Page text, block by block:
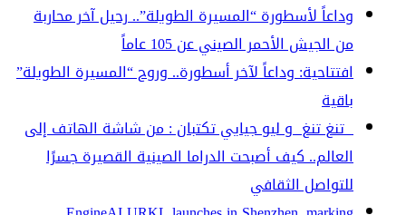
وداعاً لأسطورة “المسيرة الطويلة”.. رحيل آخر محاربة
من الجيش الأحمر الصيني عن 105 عاماً
افتتاحية: وداعاً لآخر أسطورة.. وروح “المسيرة الطويلة”
باقية
تنغ تنغ و ليو جيايي تكتبان : من شاشة الهاتف إلى
العالم.. كيف أصبحت الدراما الصينية القصيرة جسرًا
للتواصل الثقافي